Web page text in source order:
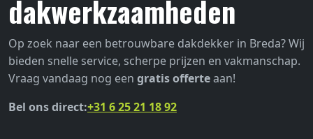
dakwerkzaamheden
Op zoek naar een betrouwbare dakdekker in Breda? Wij
bieden snelle service, scherpe prijzen en vakmanschap.
Vraag vandaag nog een gratis offerteaan!
Bel ons direct:+31 6 25 21 18 92